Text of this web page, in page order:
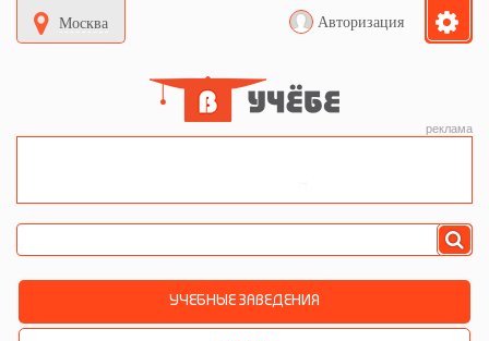
Москва Авторизация
реклама
УЧЕБНЫЕ ЗАВЕДЕНИЯ